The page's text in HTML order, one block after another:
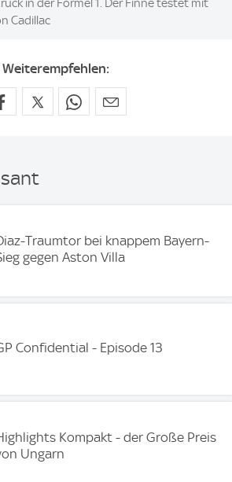
in der Formel 1. Der Finne testet mit
Cadillac
Weiterempfehlen:
Traumtor bei knappem Bayern-
gegen Aston Villa
Confidential - Episode 13
Kompakt - der Große Preis
Ungarn